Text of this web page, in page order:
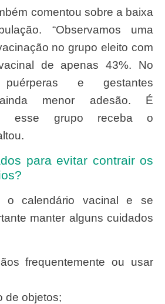
“Observamos uma
no grupo eleito com
de apenas 43%. No
e gestantes
ainda menor adesão. É
esse grupo receba o
para evitar contrair os
manter alguns cuidados
frequentemente ou usar
de objetos;